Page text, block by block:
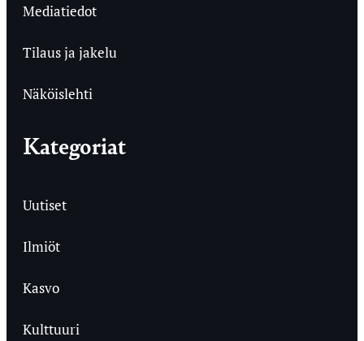
Mediatiedot
Tilaus ja jakelu
Näköislehti
Kategoriat
Uutiset
Ilmiöt
Kasvo
Kulttuuri